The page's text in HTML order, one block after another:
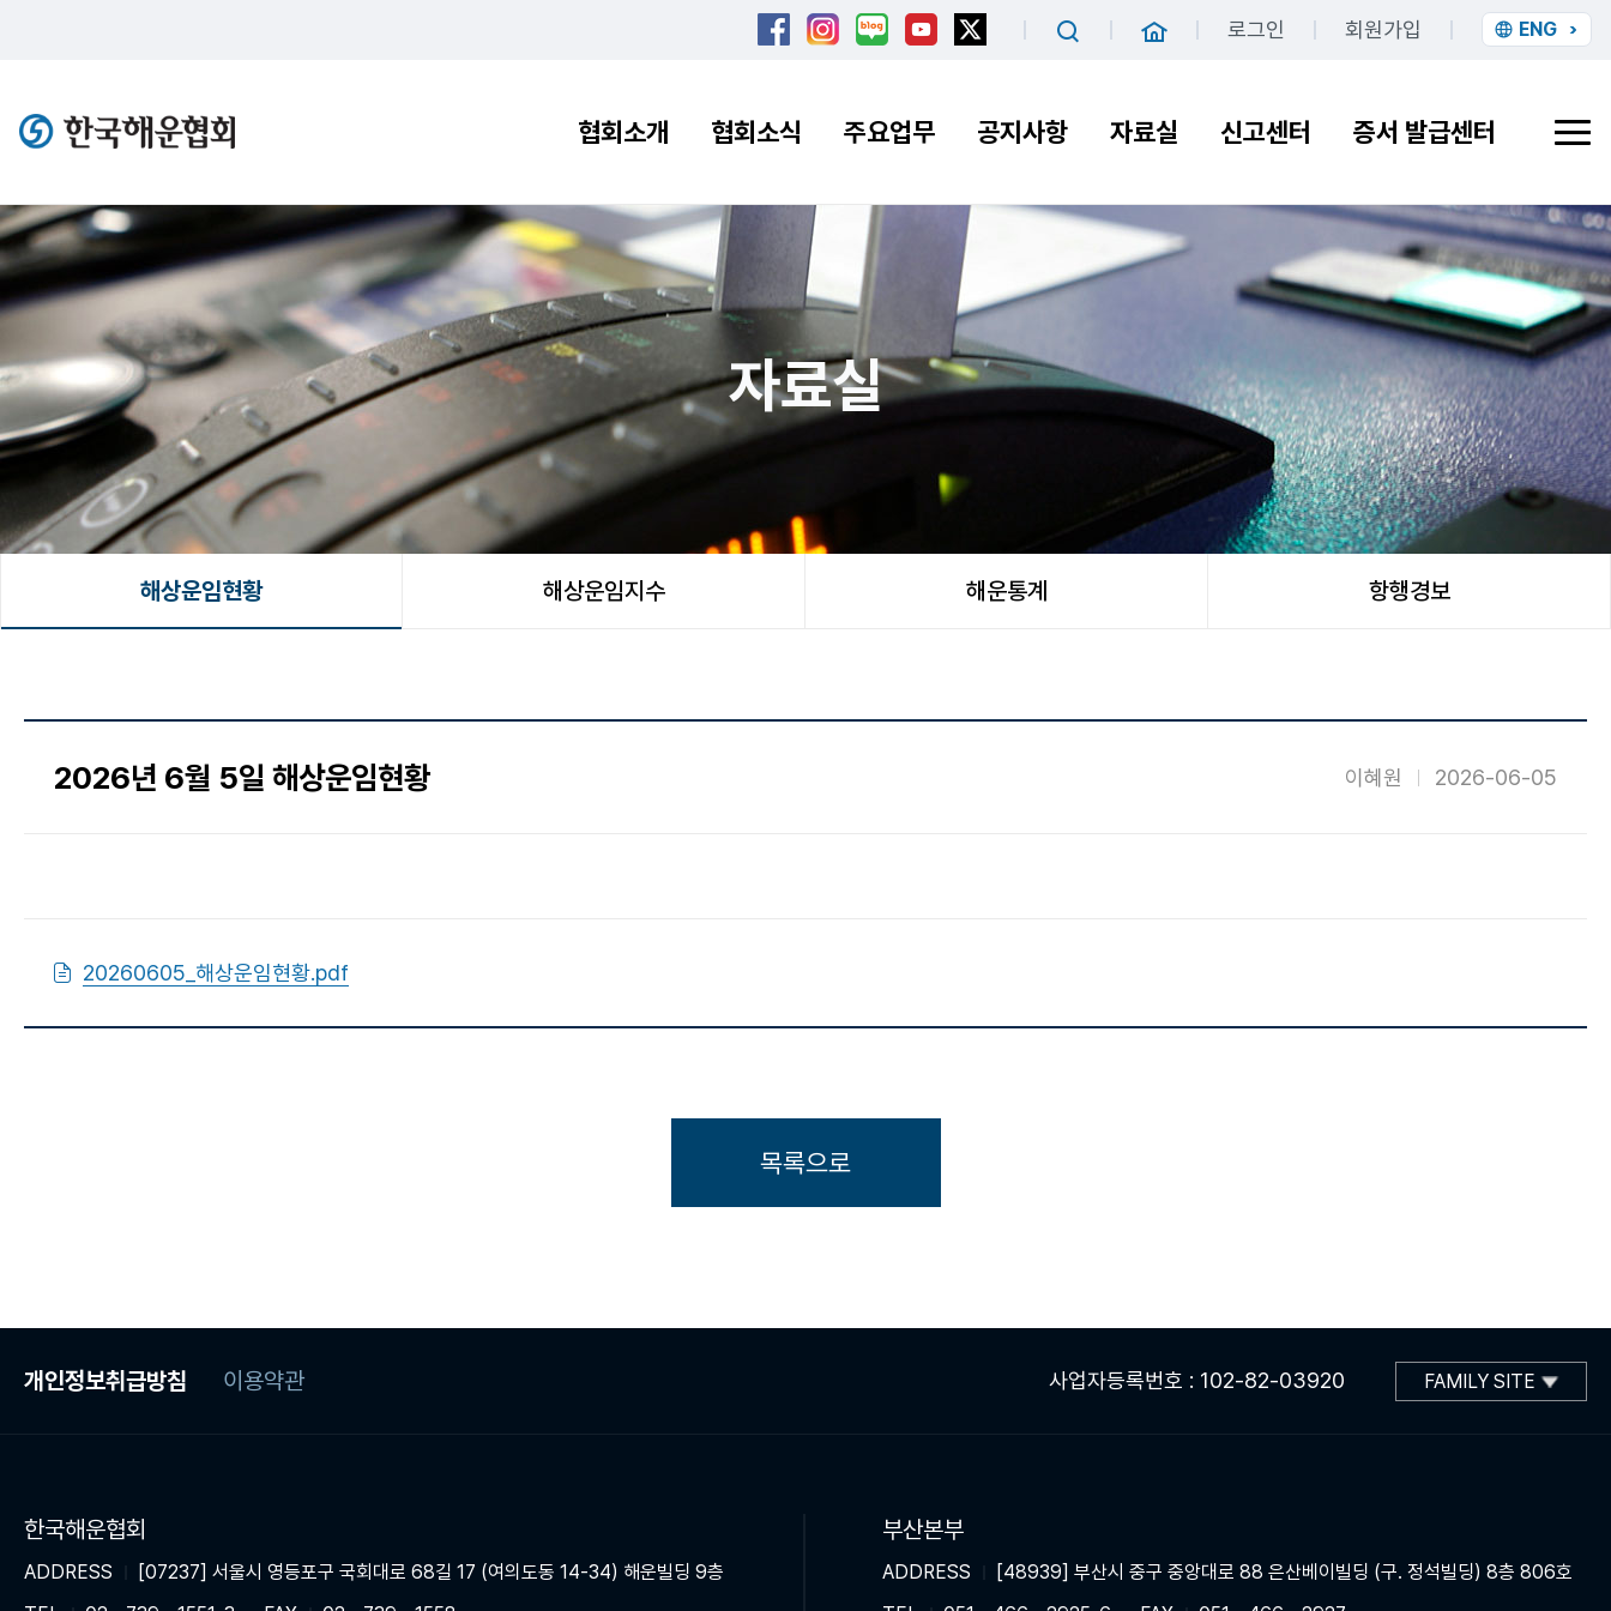
검색 홈 로그인 회원가입 ENG
한국해운협회 협회소개 협회소식 주요업무 공지사항 자료실 신고센터 증서 발급센터
자료실
해상운임현황 해상운임지수 해운통계 항행경보
2026년 6월 5일 해상운임현황 이혜원 2026-06-05
20260605_해상운임현황.pdf
목록으로
개인정보취급방침 이용약관 사업자등록번호 : 102-82-03920 FAMILY SITE
한국해운협회
ADDRESS
[07237] 서울시 영등포구 국회대로 68길 17 (여의도동 14-34) 해운빌딩 9층
부산본부
ADDRESS
[48939] 부산시 중구 중앙대로 88 은산베이빌딩 (구. 정석빌딩) 8층 806호